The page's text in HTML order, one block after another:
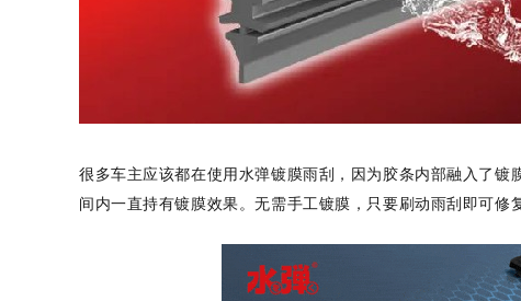
很多车主应该都在使用水弹镀膜雨刮，因为胶条内部融入了镀
间内一直持有镀膜效果。无需手工镀膜，只要刷动雨刮即可修